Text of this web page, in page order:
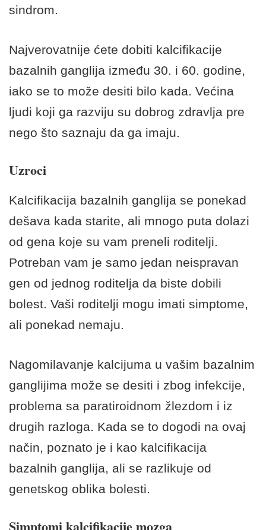
sindrom.
Najverovatnije ćete dobiti kalcifikacije
bazalnih ganglija između 30. i 60. godine,
iako se to može desiti bilo kada. Većina
ljudi koji ga razviju su dobrog zdravlja pre
nego što saznaju da ga imaju.
Uzroci
Kalcifikacija bazalnih ganglija se ponekad
dešava kada starite, ali mnogo puta dolazi
od gena koje su vam preneli roditelji.
Potreban vam je samo jedan neispravan
gen od jednog roditelja da biste dobili
bolest. Vaši roditelji mogu imati simptome,
ali ponekad nemaju.
Nagomilavanje kalcijuma u ​​vašim bazalnim
ganglijima može se desiti i zbog infekcije,
problema sa paratiroidnom žlezdom i iz
drugih razloga. Kada se to dogodi na ovaj
način, poznato je i kao kalcifikacija
bazalnih ganglija, ali se razlikuje od
genetskog oblika bolesti.